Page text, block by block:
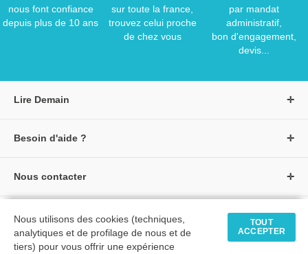
nous font confiance
depuis plus de 10 ans
sur toute la france,
trouvez celui proche
de chez vous
par mandat
administratif,
bon d'engagement,
devis...
Lire Demain
Créer un compte
★ Avis clients vérifiés
Besoin d'aide ?
Livraisons et retours
Tarifs négociés
Nous contacter
Formulaire de contact
Siège social
Tous nos livres
Livres petite enfance
Nous utilisons des cookies (techniques,
analytiques et de profilage de nous et de
tiers) pour vous offrir une expérience
TOUT
ACCEPTER